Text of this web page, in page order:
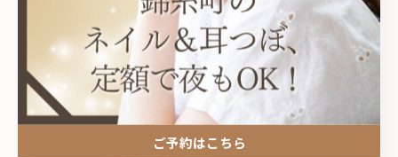
最近の投稿 Recent Posts
2026/08/06
ご予約はこちら